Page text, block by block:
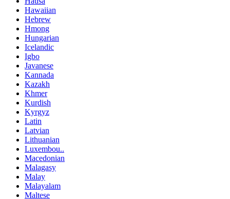
Hawaiian
Hebrew
Hmong
Hungarian
Icelandic
Igbo
Javanese
Kannada
Kazakh
Khmer
Kurdish
Kyrgyz
Latin
Latvian
Lithuanian
Luxembou..
Macedonian
Malagasy
Malay
Malayalam
Maltese